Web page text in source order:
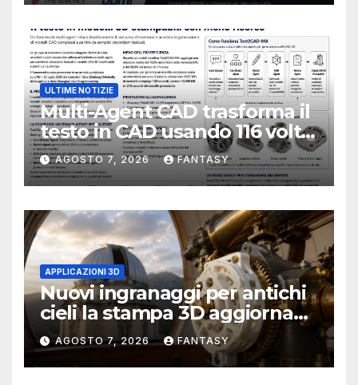
navale statunitense
ULTIME NOTIZIE
Multi-Agent CAD trasforma il
testo in CAD usando 116 volte
meno token
AGOSTO 7, 2026 FANTASY
APPLICAZIONI 3D
Nuovi ingranaggi per antichi
cieli la stampa 3D aggiorna
un osservatorio del 1930 della
University of Arkansas at
Little Rock
AGOSTO 7, 2026 FANTASY